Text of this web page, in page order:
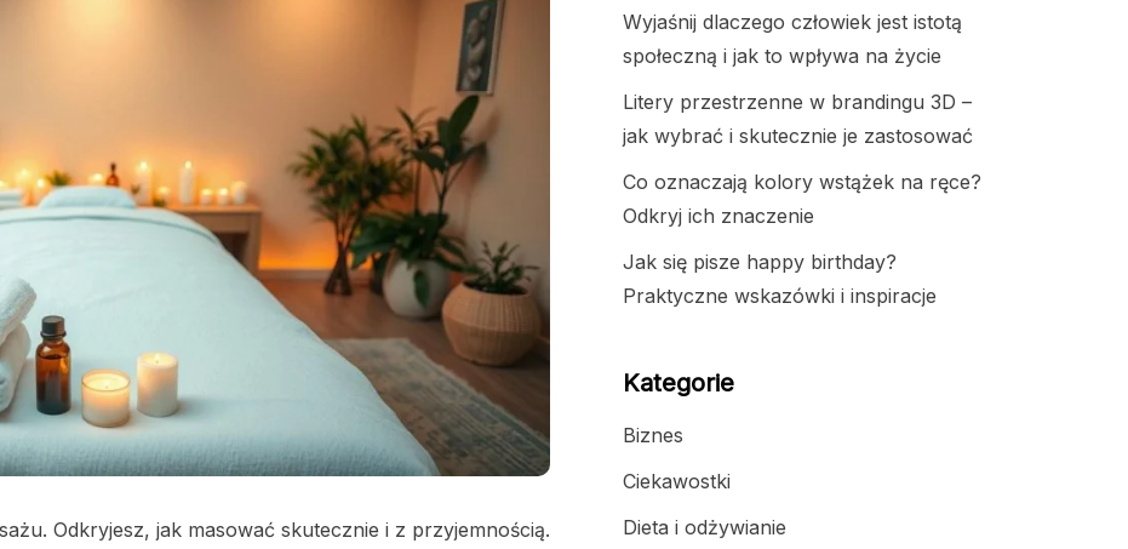
Odkryjesz, jak masować skutecznie i z przyjemnością.
Wyjaśnij dlaczego człowiek jest istotą
społeczną i jak to wpływa na życie
Litery przestrzenne w brandingu 3D –
jak wybrać i skutecznie je zastosować
Co oznaczają kolory wstążek na ręce?
Odkryj ich znaczenie
Jak się pisze happy birthday?
Praktyczne wskazówki i inspiracje
Kategorie
Biznes
Ciekawostki
Dieta i odżywianie